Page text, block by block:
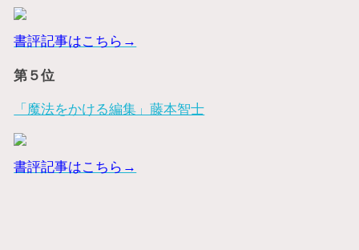
書評記事はこちら→
第５位
「魔法をかける編集」藤本智士
書評記事はこちら→